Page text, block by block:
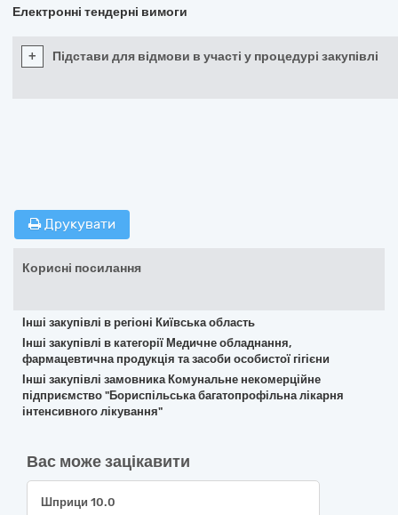
Електронні тендерні вимоги
+ Підстави для відмови в участі у процедурі закупівлі
Друкувати
Корисні посилання
Інші закупівлі в регіоні Київська область
Інші закупівлі в категорії Медичне обладнання,
фармацевтична продукція та засоби особистої гігієни
Інші закупівлі замовника Комунальне некомерційне
підприємство "Бориспільська багатопрофільна лікарня
інтенсивного лікування"
Вас може зацікавити
Шприци 10.0